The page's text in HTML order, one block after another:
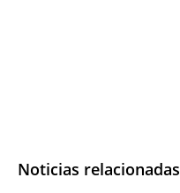
Noticias relacionadas